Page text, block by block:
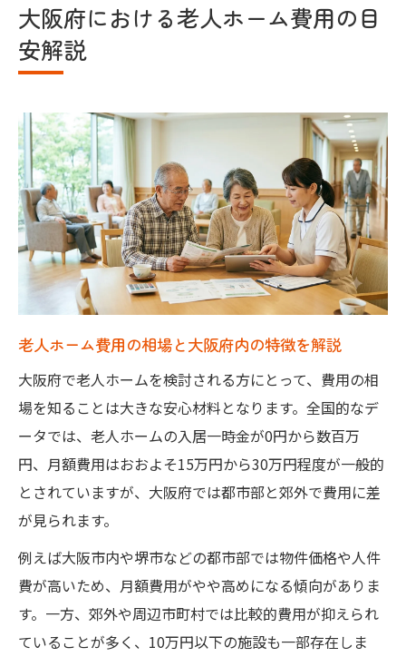
大阪で老人ホーム費用を抑える選び方のコ
ツ
方
年金で無理なく選ぶ老人ホームの費用理解
年金だけで入れる老人ホームの費用目安と
は
国民年金で安心できる老人ホームの選び方
年金範囲で収まる大阪の老人ホーム費用比
較
年金内で探す老人ホーム大阪の費用の工夫
低価格重視で探す大阪の老人ホーム事情
大阪で10万円以下の老人ホームを見つける
コツ
安い老人ホーム選びの落とし穴と注意点
低価格老人ホームの費用とサービスの違い
有料老人ホームと安価施設の費用比較方法
費用だけで選ばない老人ホーム選びの工夫
自己負担を減らす費用比較の考え方
大阪府における老人ホーム費用の目
安解説
老人ホーム費用の相場と大阪府内の特徴を解説
大阪府で老人ホームを検討される方にとって、費用の相
場を知ることは大きな安心材料となります。全国的なデ
ータでは、老人ホームの入居一時金が0円から数百万
円、月額費用はおおよそ15万円から30万円程度が一般的
とされていますが、大阪府では都市部と郊外で費用に差
が見られます。
例えば大阪市内や堺市などの都市部では物件価格や人件
費が高いため、月額費用がやや高めになる傾向がありま
す。一方、郊外や周辺市町村では比較的費用が抑えられ
ていることが多く、10万円以下の施設も一部存在しま